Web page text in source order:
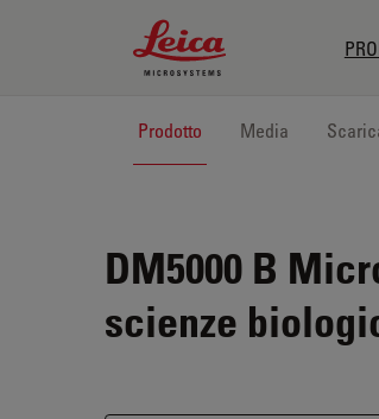
Leica Microsystems Logo
Prodotto Media
DM5000 B
scienze